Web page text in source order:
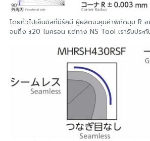
โดยทั่วไปเอ็นมิลที่มีรัศมี ผู้ผลิตจะคุมค่าพิกัดมุม R
จนถึง ±20 ไมครอน แต่ทาง NS Tool เรารับประกั